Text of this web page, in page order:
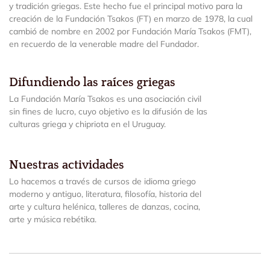
y tradición griegas. Este hecho fue el principal motivo para la
creación de la Fundación Tsakos (FT) en marzo de 1978, la cual
cambió de nombre en 2002 por Fundación María Tsakos (FMT),
en recuerdo de la venerable madre del Fundador.
Difundiendo las raíces griegas
La Fundación María Tsakos es una asociación civil
sin fines de lucro, cuyo objetivo es la difusión de las
culturas griega y chipriota en el Uruguay.
Nuestras actividades
Lo hacemos a través de cursos de idioma griego
moderno y antiguo, literatura, filosofía, historia del
arte y cultura helénica, talleres de danzas, cocina,
arte y música rebétika.